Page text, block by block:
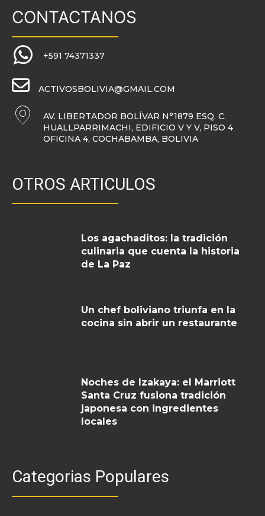
CONTACTANOS
+591 74371337
ACTIVOSBOLIVIA@GMAIL.COM
AV. LIBERTADOR BOLÍVAR N°1879 ESQ. C.
HUALLPARRIMACHI, EDIFICIO V Y V, PISO 4
OFICINA 4, COCHABAMBA, BOLIVIA
OTROS ARTICULOS
Los agachaditos: la tradición
culinaria que cuenta la historia
de La Paz
Un chef boliviano triunfa en la
cocina sin abrir un restaurante
Noches de Izakaya: el Marriott
Santa Cruz fusiona tradición
japonesa con ingredientes
locales
Categorias Populares